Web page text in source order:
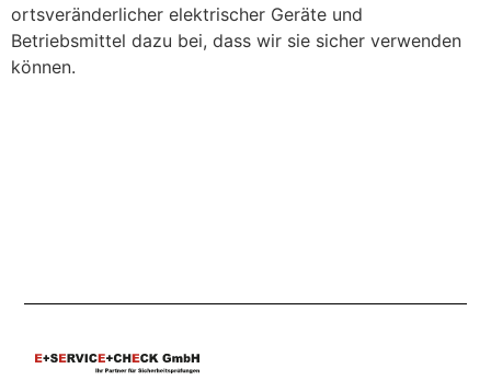
ortsveränderlicher elektrischer Geräte und
Betriebsmittel dazu bei, dass wir sie sicher verwenden
können.